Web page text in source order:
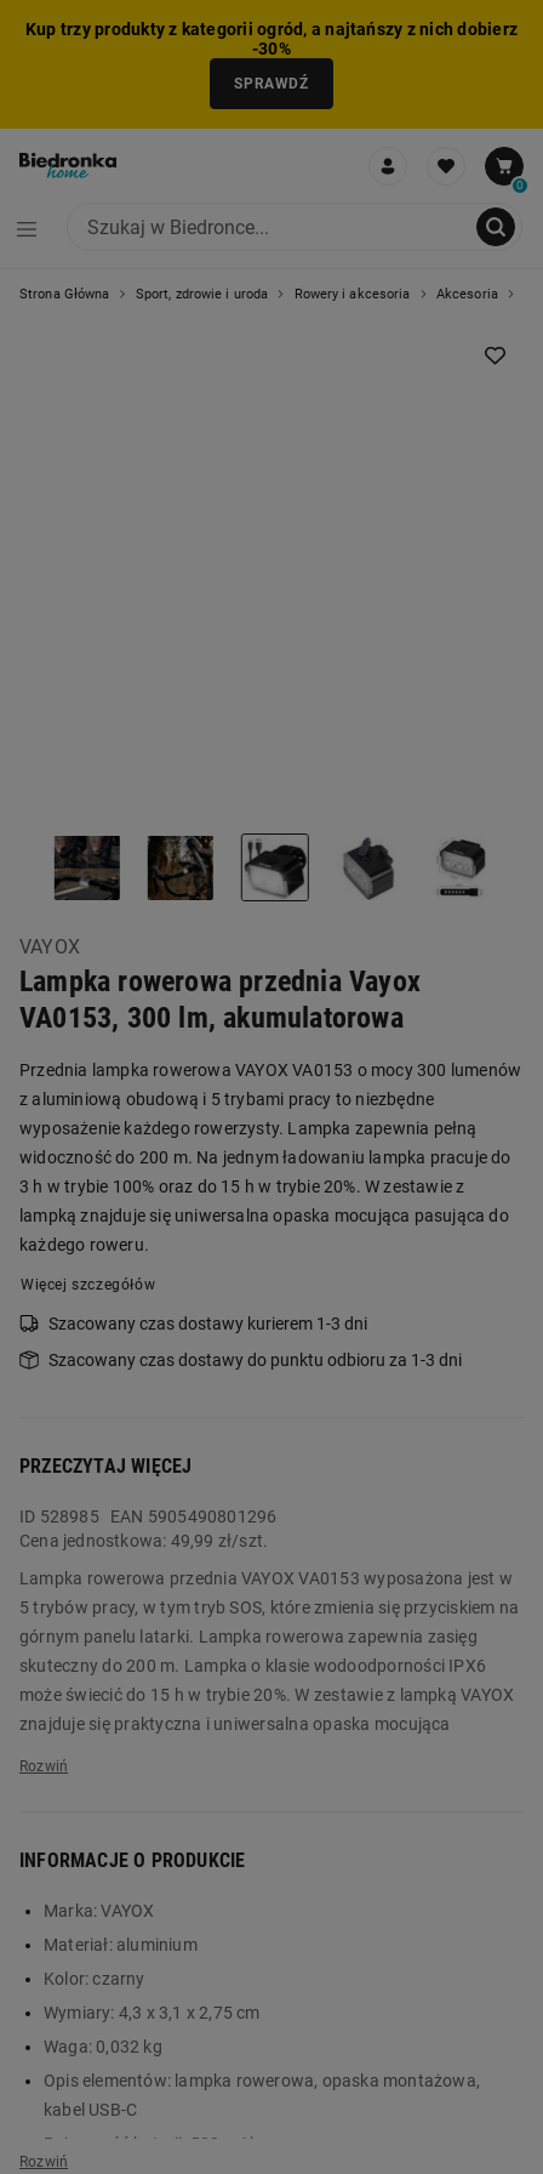
Kup trzy produkty z kategorii ogród, a najtańszy z nich dobierz
-30%
SPRAWDŹ
0
Strona Główna Sport, zdrowie i uroda Rowery i akcesoria Akcesoria
VAYOX
Lampka rowerowa przednia Vayox
VA0153, 300 lm, akumulatorowa
Przednia lampka rowerowa VAYOX VA0153 o mocy 300 lumenów
z aluminiową obudową i 5 trybami pracy to niezbędne
wyposażenie każdego rowerzysty. Lampka zapewnia pełną
widoczność do 200 m. Na jednym ładowaniu lampka pracuje do
3 h w trybie 100% oraz do 15 h w trybie 20%. W zestawie z
lampką znajduje się uniwersalna opaska mocująca pasująca do
każdego roweru.
Więcej szczegółów
Szacowany czas dostawy kurierem 1-3 dni
Szacowany czas dostawy do punktu odbioru za 1-3 dni
PRZECZYTAJ WIĘCEJ
ID 528985
EAN 5905490801296
Cena jednostkowa: 49,99 zł/szt.
Lampka rowerowa przednia VAYOX VA0153 wyposażona jest w
5 trybów pracy, w tym tryb SOS, które zmienia się przyciskiem na
górnym panelu latarki. Lampka rowerowa zapewnia zasięg
skuteczny do 200 m. Lampka o klasie wodoodporności IPX6
może świecić do 15 h w trybie 20%. W zestawie z lampką VAYOX
znajduje się praktyczna i uniwersalna opaska mocująca
Lampka rowerowa przednia VAYOX VA0153 w aluminiowej
Zamów produkt już dziś na Biedronka Home!
klasa wodoodporności IPX6
w zestawie uniwersalna opaska mocująca
działanie do 15 h w trybie 20%
5 trybów świecenia
INFORMACJE O PRODUKCIE
Marka:VAYOX
Materiał: aluminium
Kolor:czarny
Wymiary: 4,3 x 3,1 x 2,75 cm
Waga: 0,032 kg
Opis elementów: lampka rowerowa, opaska montażowa,
kabel USB-C
Pojemność baterii:
500 mAh